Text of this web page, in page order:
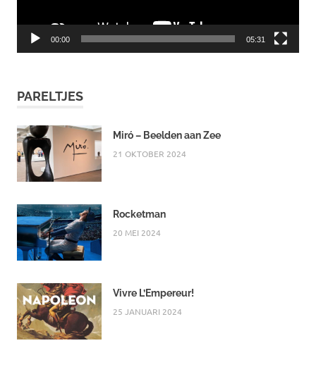
00:00 05:31
PARELTJES
Miró – Beelden aan Zee
21 OKTOBER 2024
Rocketman
20 MEI 2024
Vivre L’Empereur!
25 JANUARI 2024